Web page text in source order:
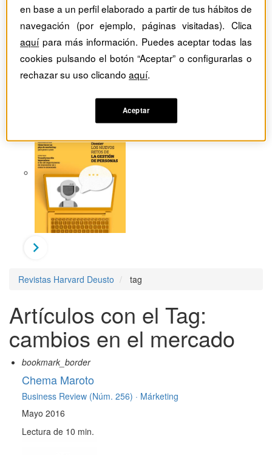
Revistas Harvard Deusto tag
Artículos con el Tag:
cambios en el mercado
bookmark_border
Chema Maroto
Business Review (Núm. 256) · Márketing
Mayo 2016
Lectura de 10 min.
en base a un perfil elaborado a partir de tus hábitos de
navegación (por ejemplo, páginas visitadas). Clica
aquípara más información. Puedes aceptar todas las
cookies pulsando el botón “Aceptar” o configurarlas o
rechazar su uso clicandoaquí.
Aceptar